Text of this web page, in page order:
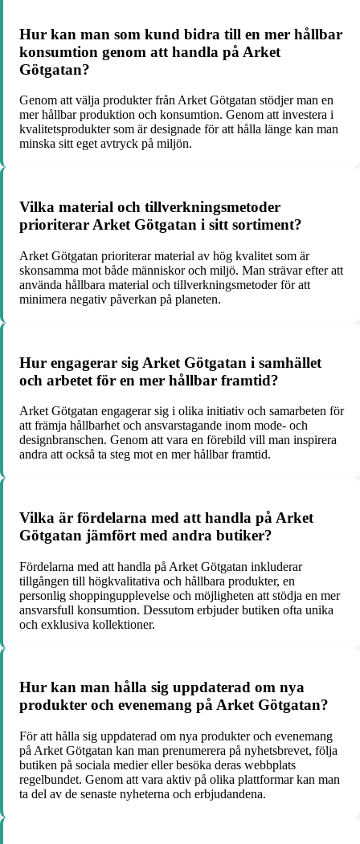
Hur kan man som kund bidra till en mer hållbar
konsumtion genom att handla på Arket
Götgatan?
Genom att välja produkter från Arket Götgatan stödjer man en
mer hållbar produktion och konsumtion. Genom att investera i
kvalitetsprodukter som är designade för att hålla länge kan man
minska sitt eget avtryck på miljön.
Vilka material och tillverkningsmetoder
prioriterar Arket Götgatan i sitt sortiment?
Arket Götgatan prioriterar material av hög kvalitet som är
skonsamma mot både människor och miljö. Man strävar efter att
använda hållbara material och tillverkningsmetoder för att
minimera negativ påverkan på planeten.
Hur engagerar sig Arket Götgatan i samhället
och arbetet för en mer hållbar framtid?
Arket Götgatan engagerar sig i olika initiativ och samarbeten för
att främja hållbarhet och ansvarstagande inom mode- och
designbranschen. Genom att vara en förebild vill man inspirera
andra att också ta steg mot en mer hållbar framtid.
Vilka är fördelarna med att handla på Arket
Götgatan jämfört med andra butiker?
Fördelarna med att handla på Arket Götgatan inkluderar
tillgången till högkvalitativa och hållbara produkter, en
personlig shoppingupplevelse och möjligheten att stödja en mer
ansvarsfull konsumtion. Dessutom erbjuder butiken ofta unika
och exklusiva kollektioner.
Hur kan man hålla sig uppdaterad om nya
produkter och evenemang på Arket Götgatan?
För att hålla sig uppdaterad om nya produkter och evenemang
på Arket Götgatan kan man prenumerera på nyhetsbrevet, följa
butiken på sociala medier eller besöka deras webbplats
regelbundet. Genom att vara aktiv på olika plattformar kan man
ta del av de senaste nyheterna och erbjudandena.